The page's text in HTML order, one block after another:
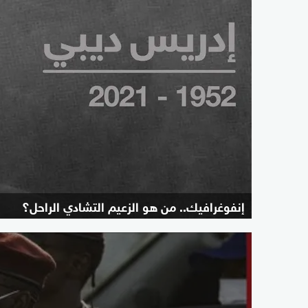
إنفوغرافيك.. من هو الزعيم التشادي الراحل؟